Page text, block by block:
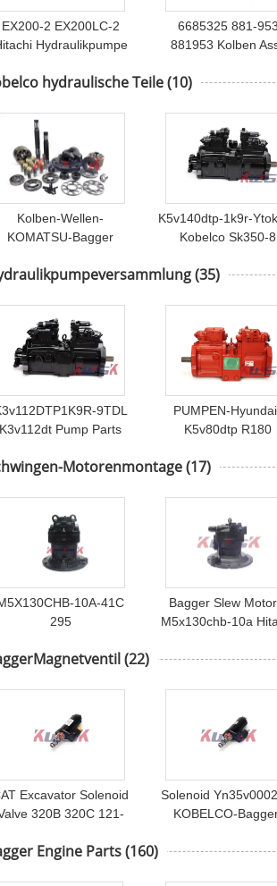
EX200-2 EX200LC-2
Hydraulikpumpe
3069541 3055313
6685325 881-953
881953 Kolben
Bagger-Hydraulic
hydraulische Teile (10)
Kolben-Wellen-
KOMATSU-Bagger
Zylinder-K3V112
K5v140dtp-1k9r-
Kobelco Sk350-8
Versammlung
(35)
9TDL
K3v112dt Pump Parts
6 Hauptpumpe
PUMPEN-
K5v80dtp R180
L
Motorenmontage (17)
10A-41C
295
Kobelco Sk200-8
Bagger Slew
M5x130chb-10a
(22)
Excavator Solenoid
320B 320C 121-
31/G24YA30
Solenoid
KOBELCO-
Valves SK200-6
Engine Parts (160)